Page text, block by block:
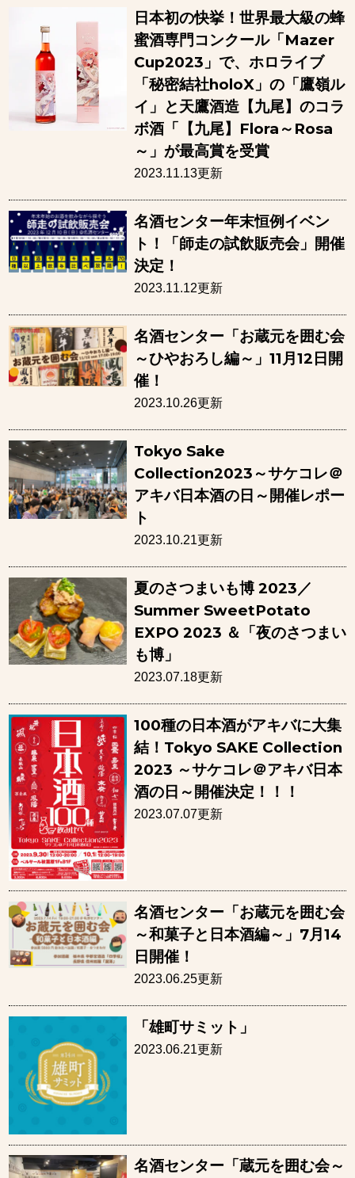
日本初の快挙！世界最大級の蜂
蜜酒専門コンクール「Mazer
Cup2023」で、ホロライブ
「秘密結社holoX」の「鷹嶺ル
イ」と天鷹酒造【九尾】のコラ
ボ酒「【九尾】Flora～Rosa
～」が最高賞を受賞
2023.11.13更新
名酒センター年末恒例イベン
ト！「師走の試飲販売会」開催
決定！
2023.11.12更新
名酒センター「お蔵元を囲む会
～ひやおろし編～」11月12日開
催！
2023.10.26更新
Tokyo Sake
Collection2023～サケコレ＠
アキバ日本酒の日～開催レポー
ト
2023.10.21更新
夏のさつまいも博 2023／
Summer SweetPotato
EXPO 2023 ＆「夜のさつまい
も博」
2023.07.18更新
100種の日本酒がアキバに大集
結！Tokyo SAKE Collection
2023 ～サケコレ＠アキバ日本
酒の日～開催決定！！！
2023.07.07更新
名酒センター「お蔵元を囲む会
～和菓子と日本酒編～」7月14
日開催！
2023.06.25更新
「雄町サミット」
2023.06.21更新
名酒センター「蔵元を囲む会～